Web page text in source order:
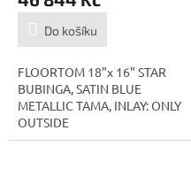
Do košíku
FLOORTOM 18"x 16" STAR
BUBINGA, SATIN BLUE
METALLIC TAMA, INLAY: ONLY
OUTSIDE